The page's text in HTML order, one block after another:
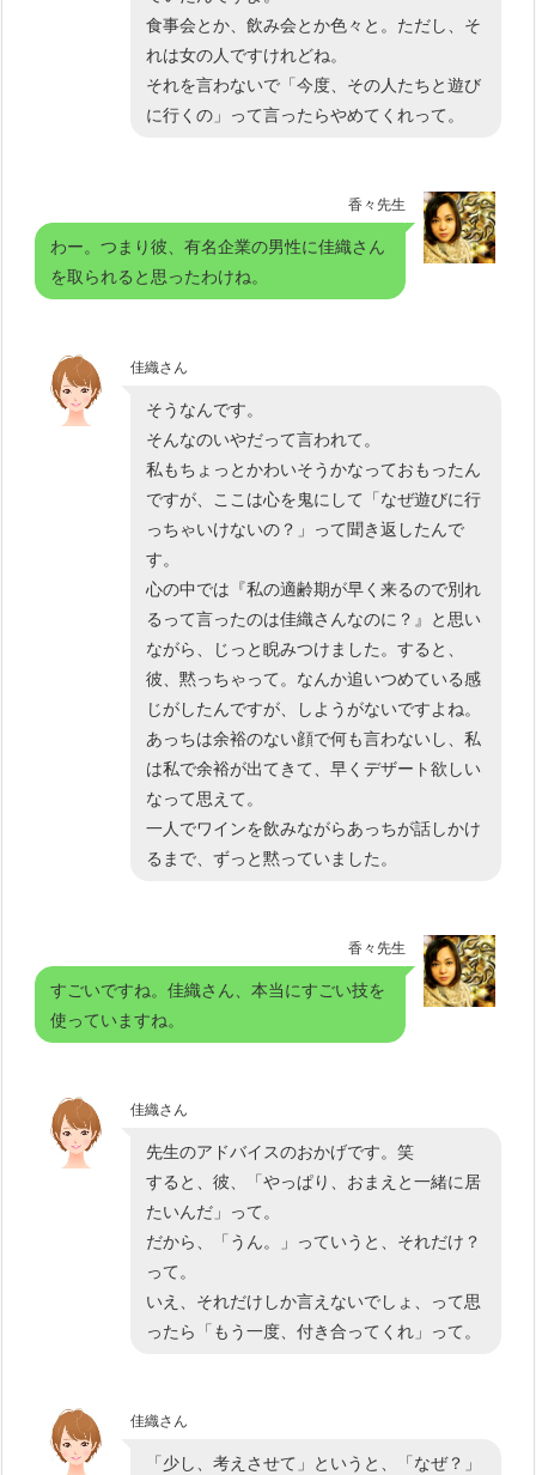
食事会とか、飲み会とか色々と。ただし、そ
れは女の人ですけれどね。
それを言わないで「今度、その人たちと遊び
に行くの」って言ったらやめてくれって。
香々先生
わー。つまり彼、有名企業の男性に佳織さん
を取られると思ったわけね。
佳織さん
そうなんです。
そんなのいやだって言われて。
私もちょっとかわいそうかなっておもったん
ですが、ここは心を鬼にして「なぜ遊びに行
っちゃいけないの？」って聞き返したんで
す。
心の中では『私の適齢期が早く来るので別れ
るって言ったのは佳織さんなのに？』と思い
ながら、じっと睨みつけました。すると、
彼、黙っちゃって。なんか追いつめている感
じがしたんですが、しようがないですよね。
あっちは余裕のない顔で何も言わないし、私
は私で余裕が出てきて、早くデザート欲しい
なって思えて。
一人でワインを飲みながらあっちが話しかけ
るまで、ずっと黙っていました。
香々先生
すごいですね。佳織さん、本当にすごい技を
使っていますね。
佳織さん
先生のアドバイスのおかげです。笑
すると、彼、「やっぱり、おまえと一緒に居
たいんだ」って。
だから、「うん。」っていうと、それだけ？
って。
いえ、それだけしか言えないでしょ、って思
ったら「もう一度、付き合ってくれ」って。
佳織さん
「少し、考えさせて」というと、「なぜ？」